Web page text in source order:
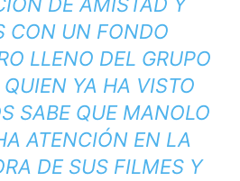
CON UN FONDO
LLENO DEL GRUPO
YA HA VISTO
SABE QUE MANOLO
ATENCIÓN EN LA
DE SUS FILMES Y